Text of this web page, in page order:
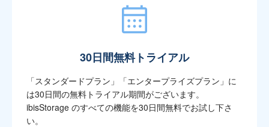
30日間無料トライアル
「スタンダードプラン」「エンタープライズプラン」に
は30日間の無料トライアル期間がございます。
ibisStorage のすべての機能を30日間無料でお試し下さ
い。